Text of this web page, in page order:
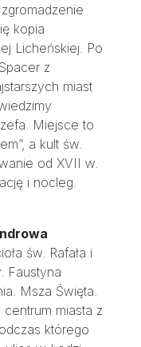
kopia
Licheńskiej. Po
z
miast
Miejsce to
a kult św.
od XVII w.
i nocleg.
św. Rafała i
Faustyna
Msza Święta.
miasta z
którego